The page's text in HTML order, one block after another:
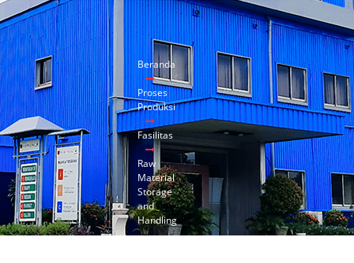
Beranda
Proses
Produksi
Fasilitas
Raw
Material
Storage
and
Handling